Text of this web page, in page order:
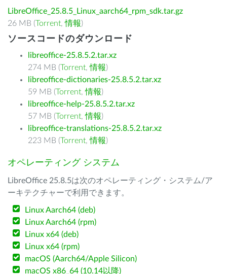
LibreOffice_25.8.5_Linux_aarch64_rpm_sdk.tar.gz
26 MB (Torrent,情報)
ソースコードのダウンロード
libreoffice-25.8.5.2.tar.xz
274 MB (Torrent,情報)
libreoffice-dictionaries-25.8.5.2.tar.xz
59 MB (Torrent,情報)
libreoffice-help-25.8.5.2.tar.xz
57 MB (Torrent,情報)
libreoffice-translations-25.8.5.2.tar.xz
223 MB (Torrent,情報)
オペレーティング システム
LibreOffice 25.8.5は次のオペレーティング・システム/ア
ーキテクチャーで利用できます。
Linux Aarch64 (deb)
Linux Aarch64 (rpm)
Linux x64 (deb)
Linux x64 (rpm)
macOS (Aarch64/Apple Silicon)
macOS x86_64 (10.14以降)